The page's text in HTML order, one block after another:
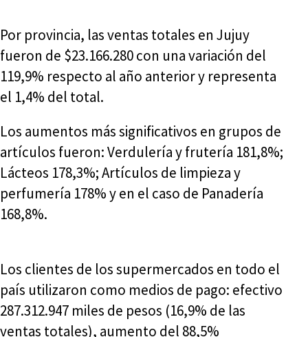
Por provincia, las ventas totales en Jujuy
fueron de $23.166.280 con una variación del
119,9% respecto al año anterior y representa
el 1,4% del total.
Los aumentos más significativos en grupos de
artículos fueron: Verdulería y frutería 181,8%;
Lácteos 178,3%; Artículos de limpieza y
perfumería 178% y en el caso de Panadería
168,8%.
Los clientes de los supermercados en todo el
país utilizaron como medios de pago: efectivo
287.312.947 miles de pesos (16,9% de las
ventas totales), aumento del 88,5%